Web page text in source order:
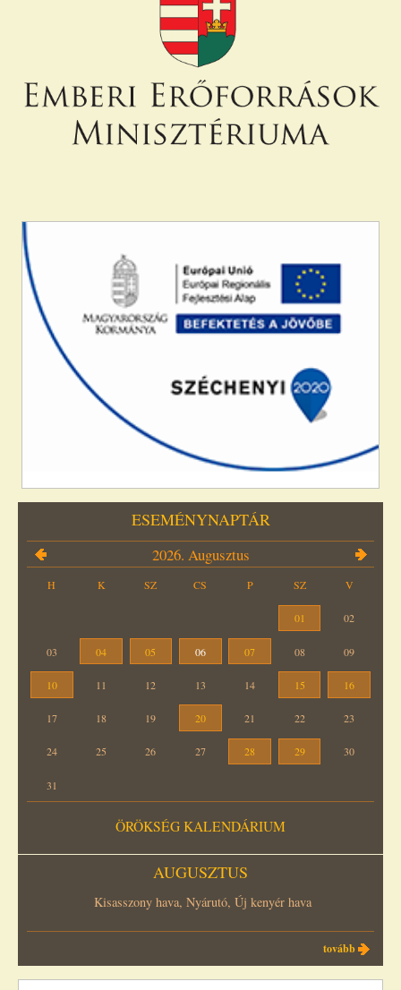
ESEMÉNYNAPTÁR
2026. Augusztus
H K SZ CS P SZ V
01 02
03 04 05 06 07 08 09
10 11 12 13 14 15 16
17 18 19 20 21 22 23
24 25 26 27 28 29 30
31
ÖRÖKSÉG KALENDÁRIUM
AUGUSZTUS
Kisasszony hava, Nyárutó, Új kenyér hava
tovább